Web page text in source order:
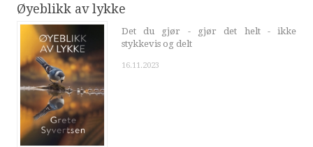
Øyeblikk av lykke
Det du gjør - gjør det helt - ikke
stykkevis og delt
16.11.2023